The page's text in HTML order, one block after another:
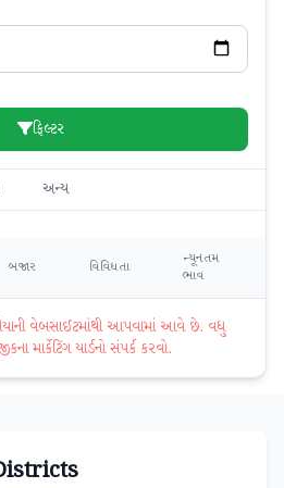
ફિલ્ટર
અન્ય
બજાર વિવિધતા
ન્યૂનતમ
ભાવ
વેબસાઈટમાંથી આપવામાં આવે છે. વધુ
માર્કેટિંગ યાર્ડનો સંપર્ક કરવો.